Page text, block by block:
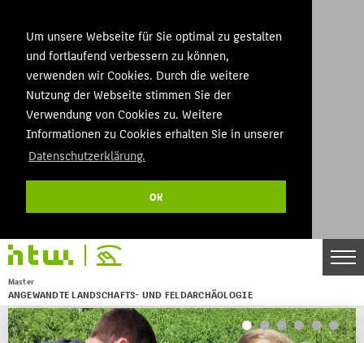
Um unsere Webseite für Sie optimal zu gestalten
und fortlaufend verbessern zu können,
verwenden wir Cookies. Durch die weitere
Nutzung der Webseite stimmen Sie der
Verwendung von Cookies zu. Weitere
Informationen zu Cookies erhalten Sie in unserer
Datenschutzerklärung.
OK
Master
ANGEWANDTE LANDSCHAFTS- UND FELDARCHÄOLOGIE
Menu
THEMEN